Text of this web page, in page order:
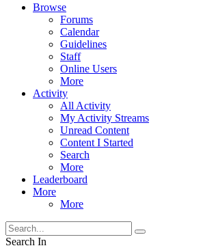
Browse
Forums
Calendar
Guidelines
Staff
Online Users
More
Activity
All Activity
My Activity Streams
Unread Content
Content I Started
Search
More
Leaderboard
More
More
Search In